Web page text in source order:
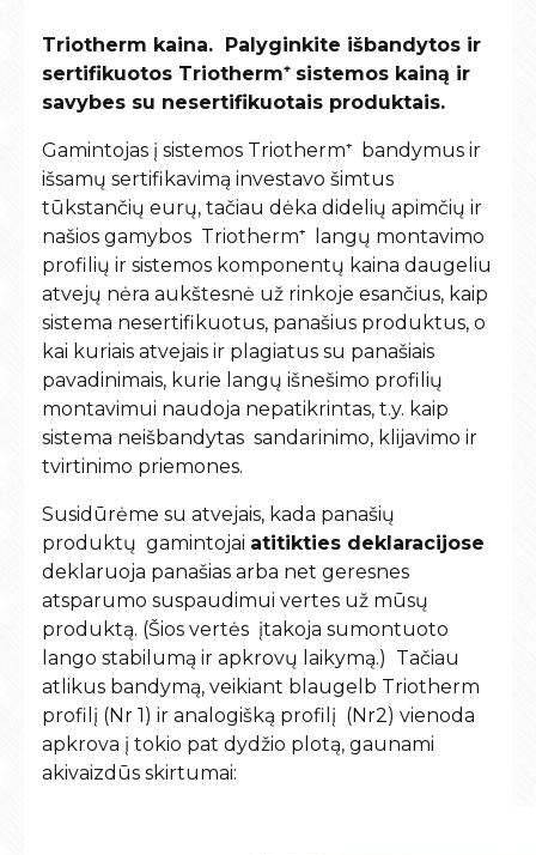
Triotherm kaina. Palyginkite išbandytos ir
sertifikuotos Triotherm⁺ sistemos kainą ir
savybes su nesertifikuotais produktais.
Gamintojas į sistemos Triotherm⁺ bandymus ir
išsamų sertifikavimą investavo šimtus
tūkstančių eurų, tačiau dėka didelių apimčių ir
našios gamybos Triotherm⁺ langų montavimo
profilių ir sistemos komponentų kaina daugeliu
atvejų nėra aukštesnė už rinkoje esančius, kaip
sistema nesertifikuotus, panašius produktus, o
kai kuriais atvejais ir plagiatus su panašiais
pavadinimais, kurie langų išnešimo profilių
montavimui naudoja nepatikrintas, t.y. kaip
sistema neišbandytas sandarinimo, klijavimo ir
tvirtinimo priemones.
Susidūrėme su atvejais, kada panašių
produktų gamintojai atitikties deklaracijose
deklaruoja panašias arba net geresnes
atsparumo suspaudimui vertes už mūsų
produktą. (Šios vertės įtakoja sumontuoto
lango stabilumą ir apkrovų laikymą.) Tačiau
atlikus bandymą, veikiant blaugelb Triotherm
profilį (Nr 1) ir analogišką profilį (Nr2) vienoda
apkrova į tokio pat dydžio plotą, gaunami
akivaizdūs skirtumai: